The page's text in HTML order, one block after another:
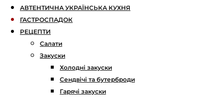
АВТЕНТИЧНА УКРАЇНСЬКА КУХНЯ
ГАСТРОСПАДОК
РЕЦЕПТИ
Салати
Закуски
Холодні закуски
Сендвічі та бутерброди
Гарячі закуски